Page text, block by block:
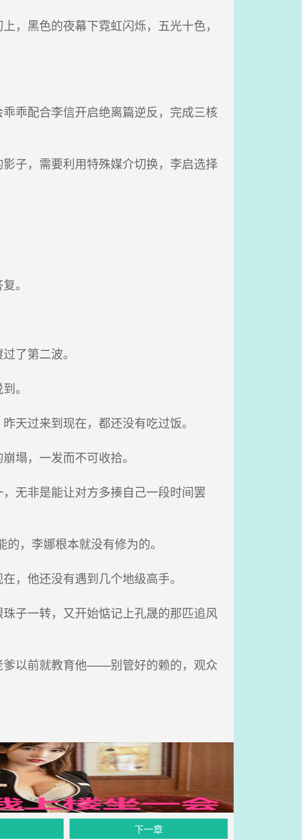
，黑色的夜幕下霓虹闪烁，五光十色，
乖配合李信开启绝离篇逆反，完成三核
子，需要利用特殊媒介切换，李启选择
。
了第二波。
。
天过来到现在，都还没有吃过饭。
塌，一发而不可收拾。
无非是能让对方多揍自己一段时间罢
，李娜根本就没有修为的。
，他还没有遇到几个地级高手。
子一转，又开始惦记上孔晟的那匹追风
爹以前就教育他——别管好的赖的，观众
下一章